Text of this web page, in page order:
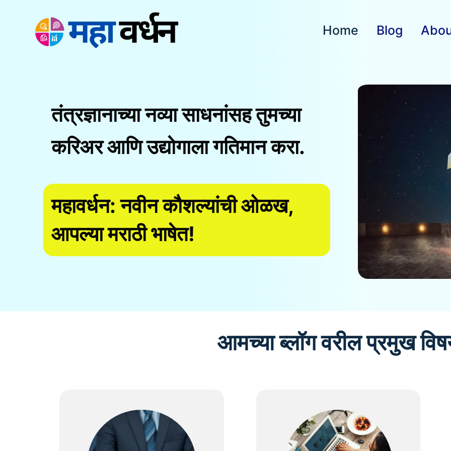
Home Blog
तंत्रज्ञानाच्या नव्या साधनांसह तुमच्या
करिअर आणि उद्योगाला गतिमान करा.
महावर्धन: नवीन कौशल्यांची ओळख,
आपल्या मराठी भाषेत!
आमच्या ब्लॉग वरील प्रमुख